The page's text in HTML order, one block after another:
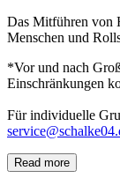
Das Mitführen von
Menschen und
*Vor und nach
Einschränkungen
Für individuelle
Read more